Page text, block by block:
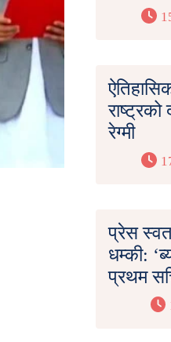
राष्ट्रको
रेग्मी
प्रेस
धम्की:
प्रथम